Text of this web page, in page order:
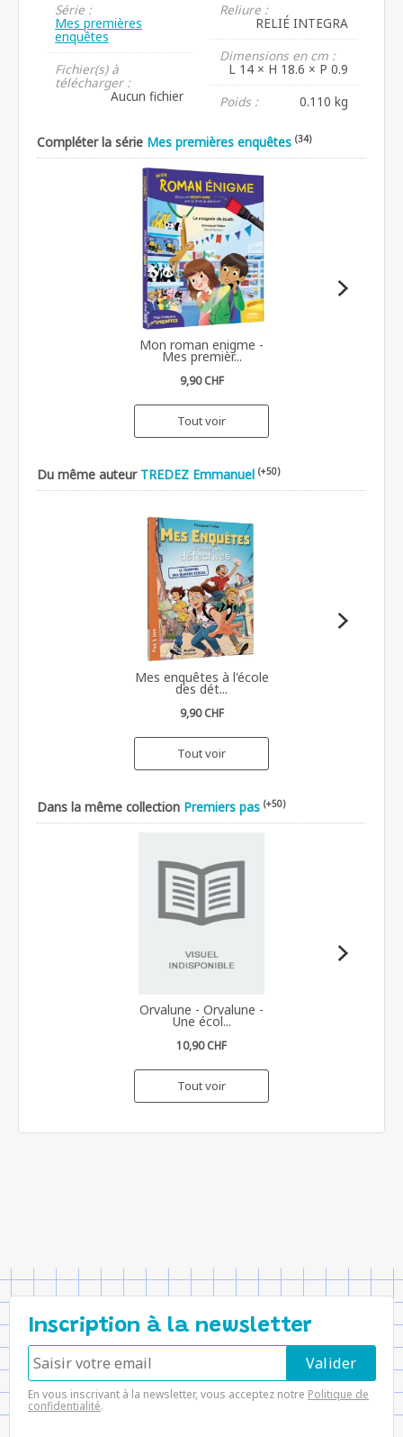
Série :
Mes premières
enquêtes
Fichier(s) à
télécharger :
Aucun fichier
Reliure :
RELIÉ INTEGRA
Dimensions en cm :
L 14 × H 18.6 × P 0.9
Poids :
0.110 kg
Compléter la série Mes premières enquêtes (34)
Mon roman enigme -
Mes premièr...
9,90 CHF
Tout voir
Du même auteur TREDEZ Emmanuel (+50)
Mes enquêtes à l'école
des dét...
9,90 CHF
Tout voir
Dans la même collection Premiers pas (+50)
Orvalune - Orvalune -
Une écol...
10,90 CHF
Tout voir
Inscription à la newsletter
En vous inscrivant à la newsletter, vous acceptez notre Politique de
confidentialité.